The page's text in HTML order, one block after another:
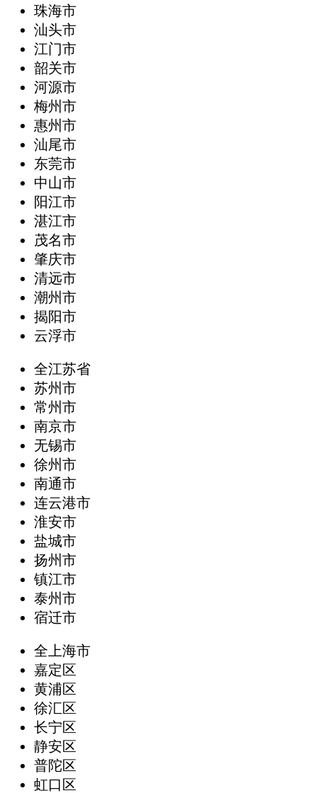
珠海市
汕头市
江门市
韶关市
河源市
梅州市
惠州市
汕尾市
东莞市
中山市
阳江市
湛江市
茂名市
肇庆市
清远市
潮州市
揭阳市
云浮市
全江苏省
苏州市
常州市
南京市
无锡市
徐州市
南通市
连云港市
淮安市
盐城市
扬州市
镇江市
泰州市
宿迁市
全上海市
嘉定区
黄浦区
徐汇区
长宁区
静安区
普陀区
虹口区